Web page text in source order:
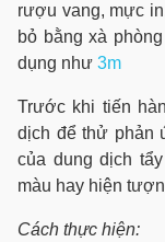
rượu vang, mực
bỏ bằng xà
dụng như 3m
Trước khi tiến
dịch để thử phản
của dung dịch
màu hay hiện
Cách thực hiện: